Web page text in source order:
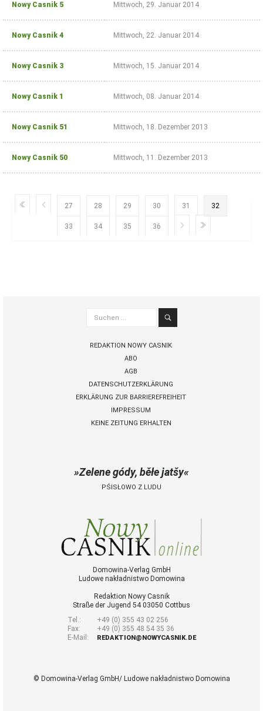
Nowy Casnik 5 Mittwoch, 29. Januar 2014
Nowy Casnik 4 Mittwoch, 22. Januar 2014
Nowy Casnik 3 Mittwoch, 15. Januar 2014
Nowy Casnik 1 Mittwoch, 08. Januar 2014
Nowy Casnik 51 Mittwoch, 18. Dezember 2013
Nowy Casnik 50 Mittwoch, 11. Dezember 2013
27 28 29 30 31 32
33 34 35 36
Domowina-Verlag GmbH
Ludowe nakładnistwo Domowina
Redaktion Nowy Casnik
Straße der Jugend 54 03050 Cottbus
Tel.:
+49 (0) 355 43 02 256
Fax:
+49 (0) 355 48 54 35 36
E-Mail:
REDAKTION@NOWYCASNIK.DE
© Domowina-Verlag GmbH/ Ludowe nakładnistwo Domowina
Zelene gódy, běłe jatšy
PŚISŁOWO Z LUDU
Suchen
REDAKTION NOWY CASNIK
ABO
AGB
DATENSCHUTZERKLÄRUNG
ERKLÄRUNG ZUR BARRIEREFREIHEIT
IMPRESSUM
KEINE ZEITUNG ERHALTEN